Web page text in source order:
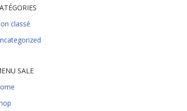
classé
SALE